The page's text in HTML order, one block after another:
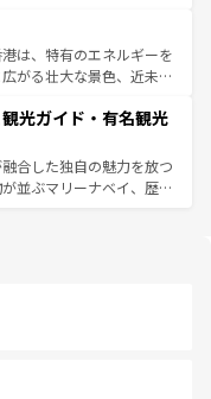
ナムコーヒーなどは、ぜ
訪れてもあたたかい人々
っと忘れられない旅にな
チェンマイなどの山岳地
ーケットやクラビの美し
ことができる。タイ料理
の季節にも異なる楽しみ
の人々、仏教を中心とし
、訪れる旅人を魅了し続
コンテンツ一覧を参照して
は、特有のエネルギーを
がる壮大な景色、近未来
。観光スポットが密集し
るのも魅力。息をのむよ
香港を存分に楽しみ尽く
コンテンツ一覧を参照して
光ガイド・有名観光
合した独自の魅力を放つ
並ぶマリーナベイ、歴史
しめる外せないスポット